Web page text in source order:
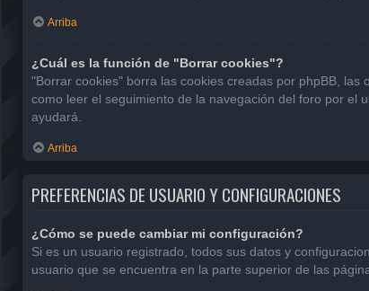
Arriba
¿Cuál es la función de "Borrar cookies"?
"Borrar cookies" borra las cookies creadas por phpBB,
como leer el seguimiento de la navegación del foro por el
ayudará.
Arriba
PREFERENCIAS DE USUARIO Y CONFIGURACIONES
¿Cómo se puede cambiar mi configuración?
Si es un usuario registrado, todos sus datos y
usuario que se encuentra en la parte superior de las